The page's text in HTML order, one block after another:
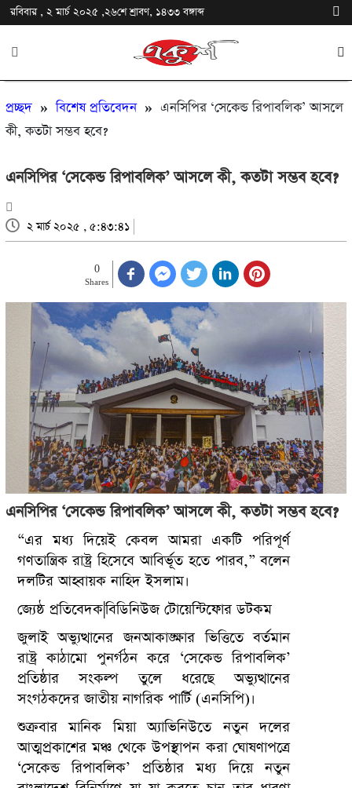
রবিবার , ২ মার্চ ২০২৫ ,২৬শে শ্রাবণ, ১৪৩৩ বঙ্গাব্দ
প্রচ্ছদ»বিশেষ প্রতিবেদন» এনসিপির ‘সেকেন্ড রিপাবলিক’ আসলে
কী, কতটা সম্ভব হবে?
এনসিপির ‘সেকেন্ড রিপাবলিক’ আসলে কী, কতটা সম্ভব হবে?
২ মার্চ ২০২৫ , ৫:৪৩:৪১
0
Shares
এনসিপির ‘সেকেন্ড রিপাবলিক’ আসলে কী, কতটা সম্ভব হবে?
“এর মধ্য দিয়েই কেবল আমরা একটি পরিপূর্ণ
গণতান্ত্রিক রাষ্ট্র হিসেবে আবির্ভূত হতে পারব,” বলেন
দলটির আহ্বায়ক নাহিদ ইসলাম।
জ্যেষ্ঠ প্রতিবেদক|বিডিনিউজ টোয়েন্টিফোর ডটকম
জুলাই অভ্যুত্থানের জনআকাঙ্ক্ষার ভিত্তিতে বর্তমান
রাষ্ট্র কাঠামো পুনর্গঠন করে ‘সেকেন্ড রিপাবলিক’
প্রতিষ্ঠার সংকল্প তুলে ধরেছে অভ্যুত্থানের
সংগঠকদের জাতীয় নাগরিক পার্টি (এনসিপি)।
শুক্রবার মানিক মিয়া অ্যাভিনিউতে নতুন দলের
আত্মপ্রকাশের মঞ্চ থেকে উপস্থাপন করা ঘোষণাপত্রে
‘সেকেন্ড রিপাবলিক’ প্রতিষ্ঠার মধ্য দিয়ে নতুন